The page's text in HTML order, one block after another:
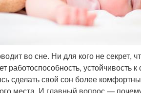
во сне. Ни для кого не секрет,
работоспособность, устойчивость к
сделать свой сон более